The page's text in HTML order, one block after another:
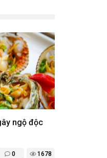
0 1678
ngộ độc